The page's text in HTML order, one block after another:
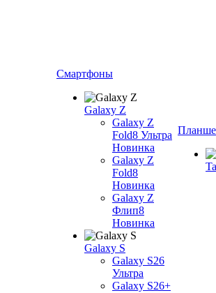
Смартфоны
Galaxy Z
Galaxy Z
Fold8 Ультра
Новинка
Galaxy Z
Fold8
Новинка
Galaxy Z
Флип8
Новинка
Galaxy S
Galaxy S26
Ультра
Galaxy S26+